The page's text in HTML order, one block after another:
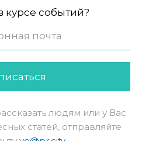
курсе событий?
людям или у Вас
статей, отправляйте